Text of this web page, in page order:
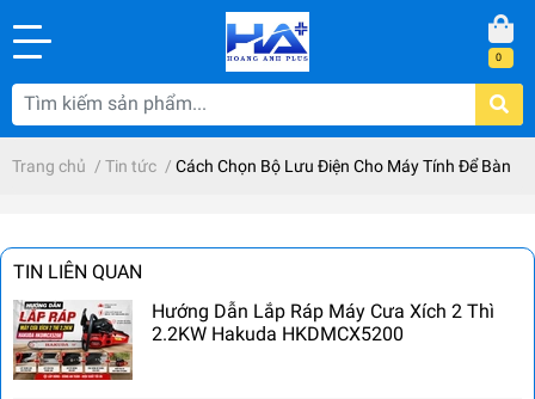
0
Trang chủ / Tin tức / Cách Chọn Bộ Lưu Điện Cho Máy Tính Để Bàn
TIN LIÊN QUAN
Hướng Dẫn Lắp Ráp Máy Cưa Xích 2 Thì
2.2KW Hakuda HKDMCX5200